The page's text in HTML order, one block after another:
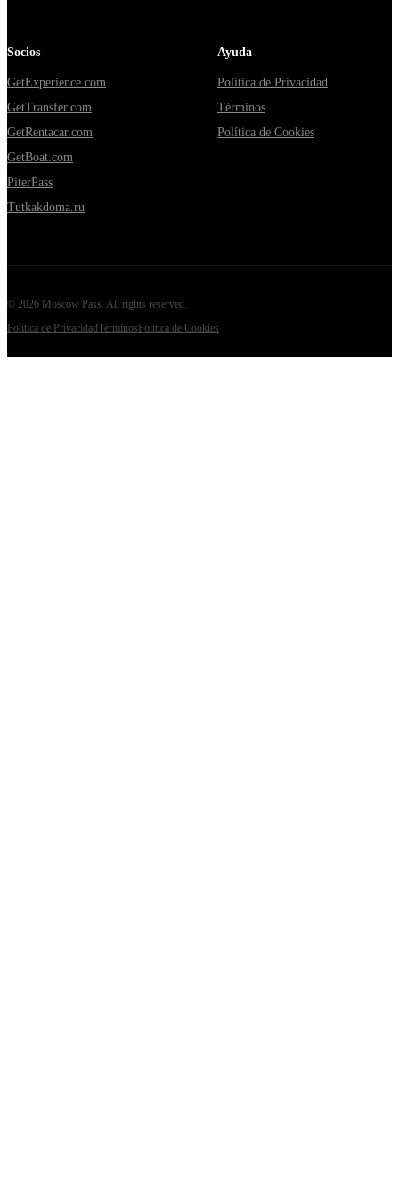
Socios
GetExperience.com
GetTransfer.com
GetRentacar.com
GetBoat.com
PiterPass
Tutkakdoma.ru
Ayuda
Política de Privacidad
Términos
Política de Cookies
© 2026 Moscow Pass. All rights reserved.
Política de PrivacidadTérminos Política de Cookies